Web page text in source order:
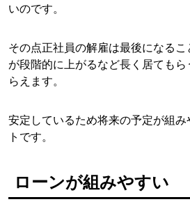
いのです。
その点正社員の解雇は最後になる
が段階的に上がるなど長く居ても
らえます。
安定しているため将来の予定が組
トです。
ローンが組みやすい